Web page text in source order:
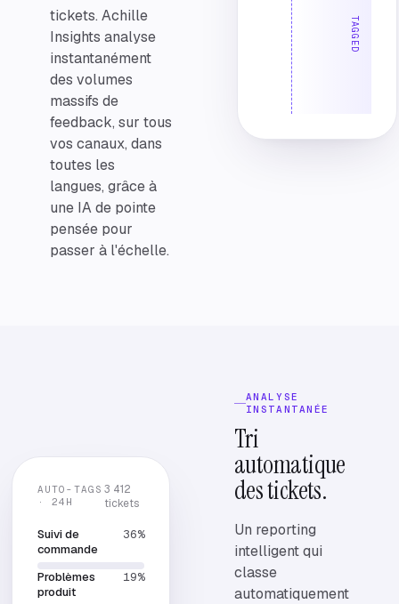
tickets. Achille
Insights analyse
instantanément
des volumes
massifs de
feedback, sur tous
vos canaux, dans
toutes les
langues, grâce à
une IA de pointe
pensée pour
passer à l'échelle.
TAGGED
ANALYSE
INSTANTANÉE
Tri
automatique
des tickets.
Un reporting
intelligent qui
classe
automatiquement
AUTO-TAGS
· 24H
3 412
tickets
Suivi de
commande
36%
Problèmes
produit
19%